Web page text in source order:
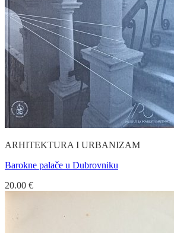
ARHITEKTURA I URBANIZAM
Barokne palače u Dubrovniku
20.00 €